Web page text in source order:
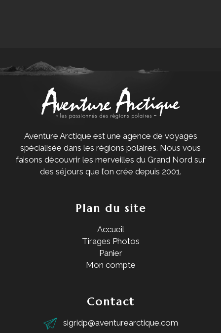
Aventure Arctique est une agence de voyages
spécialisée dans les régions polaires. Nous vous
faisons découvrir les merveilles du Grand Nord sur
des séjours que l’on crée depuis 2001.
Plan du site
Accueil
Tirages Photos
Panier
Mon compte
Contact
sigridp@aventurearctique.com